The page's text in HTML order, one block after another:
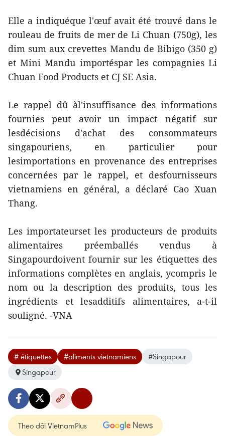
Elle a indiquéque l'œuf avait été trouvé dans le
rouleau de fruits de mer de Li Chuan (750g), les
dim sum aux crevettes Mandu de Bibigo (350 g)
et Mini Mandu importéspar les compagnies Li
Chuan Food Products et CJ SE Asia.
Le rappel dû àl'insuffisance des informations
fournies peut avoir un impact négatif sur
lesdécisions d'achat des consommateurs
singapouriens, en particulier pour
lesimportations en provenance des entreprises
concernées par le rappel, et desfournisseurs
vietnamiens en général, a déclaré Cao Xuan
Thang.
Les importateurset les producteurs de produits
alimentaires préemballés vendus à
Singapourdoivent fournir sur les étiquettes des
informations complètes en anglais, ycompris le
nom ou la description des produits, tous les
ingrédients et lesadditifs alimentaires, a-t-il
souligné. -VNA
# étiquettes #aliments vietnamiens
#Singapour
Singapour
Theo dõi VietnamPlus